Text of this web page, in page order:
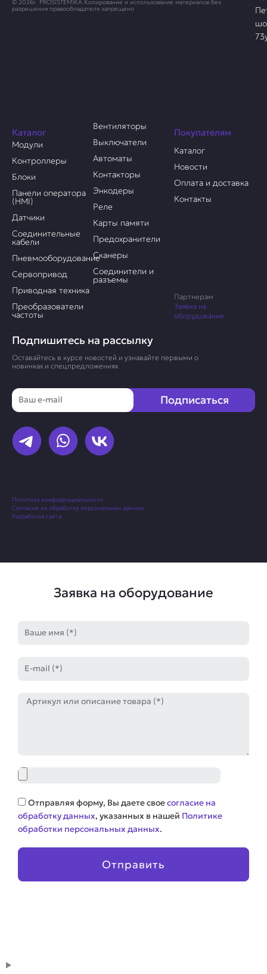
© 2026г. PROSISTEMIKA Копирование и использование материалов без
разрешения правообладателя запрещено
Подпишитесь на рассылку
Оставайтесь в курсе новостей и узнавайте первыми о
новинках и спецпредложениях
Email
Подписаться
Политика конфиденциальности
Согласие на обработку персональных данных
Разработка сайта
Каталог
Модули
Контроллеры
Блоки
Панели оператора
(HMI)
Датчики
Соединительные
кабели
Пневмооборудование
Сервопривод
Приводная техника
Преобразователи
частоты
Вентиляторы
Выключатели
Автоматы
Контакторы
Энкодеры
Реле
Карты памяти
Предохранители
Сканеры
Соединители и
разъемы
Покупателям
Каталог
Новости
Оплата и доставка
Контакты
Партнерам
Заявка на
оборудование
Заявка на оборудование
mail
Артикул
Файл
Соглашение
Отправляя форму, Вы даете своесогласие на
обработку данных, указанных в нашей Политике
обработки персональных данных.
Отправить